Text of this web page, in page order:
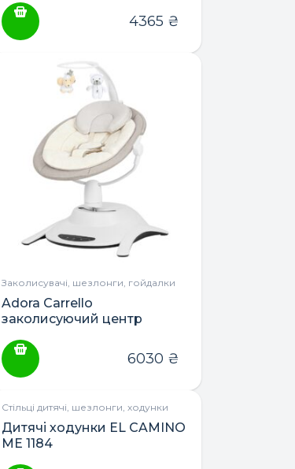
4365 ₴
Заколисувачі, шезлонги, гойдалки
Adora Carrello
заколисуючий центр
6030 ₴
Стільці дитячі, шезлонги, ходунки
Дитячі ходунки EL CAMINO
ME 1184